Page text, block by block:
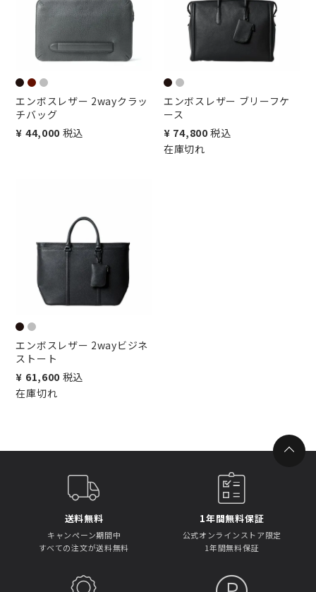
エンボスレザー 2wayクラッ
チバッグ
¥ 44,000 税込
エンボスレザー ブリーフケ
ース
¥ 74,800 税込
在庫切れ
エンボスレザー 2wayビジネ
ストート
¥ 61,600 税込
在庫切れ
送料無料
キャンペーン期間中
すべての注文が送料無料
1年間無料保証
公式オンラインストア限定
1年間無料保証